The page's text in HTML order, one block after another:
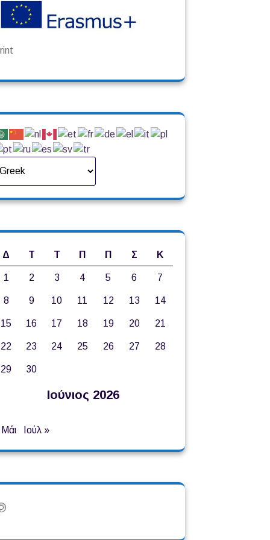
Ιούνιος 2026
Δ Τ Τ Π Π Σ Κ
1 2 3 4 5 6 7
8 9 10 11 12 13 14
15 16 17 18 19 20 21
22 23 24 25 26 27 28
29 30
Ιούλ »